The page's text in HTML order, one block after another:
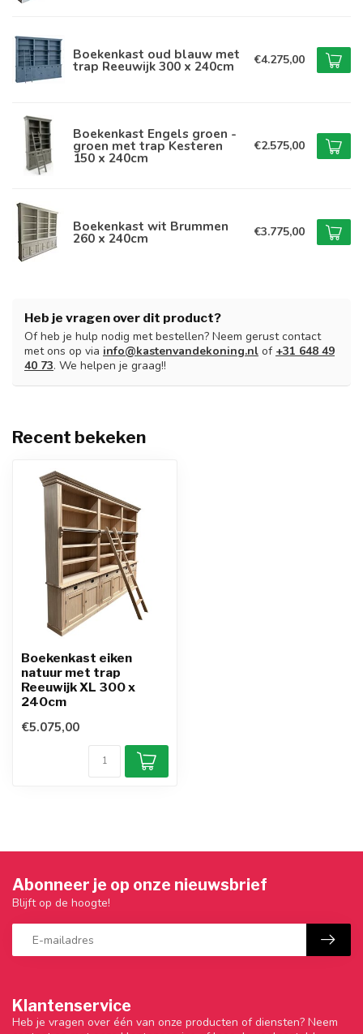
Boekenkast oud blauw met
trap Reeuwijk 300 x 240cm €4.275,00
Boekenkast Engels groen -
groen met trap Kesteren
150 x 240cm
€2.575,00
Boekenkast wit Brummen
260 x 240cm €3.775,00
Heb je vragen over dit product?
Of heb je hulp nodig met bestellen? Neem gerust contact
met ons op via info@kastenvandekoning.nl of +31 648 49
40 73. We helpen je graag!!
Recent bekeken
Boekenkast eiken
natuur met trap
Reeuwijk XL 300 x
240cm
€5.075,00
Klantenservice
Heb je vragen over één van onze producten of diensten? Neem
Abonneer je op onze nieuwsbrief
Blijft op de hoogte!